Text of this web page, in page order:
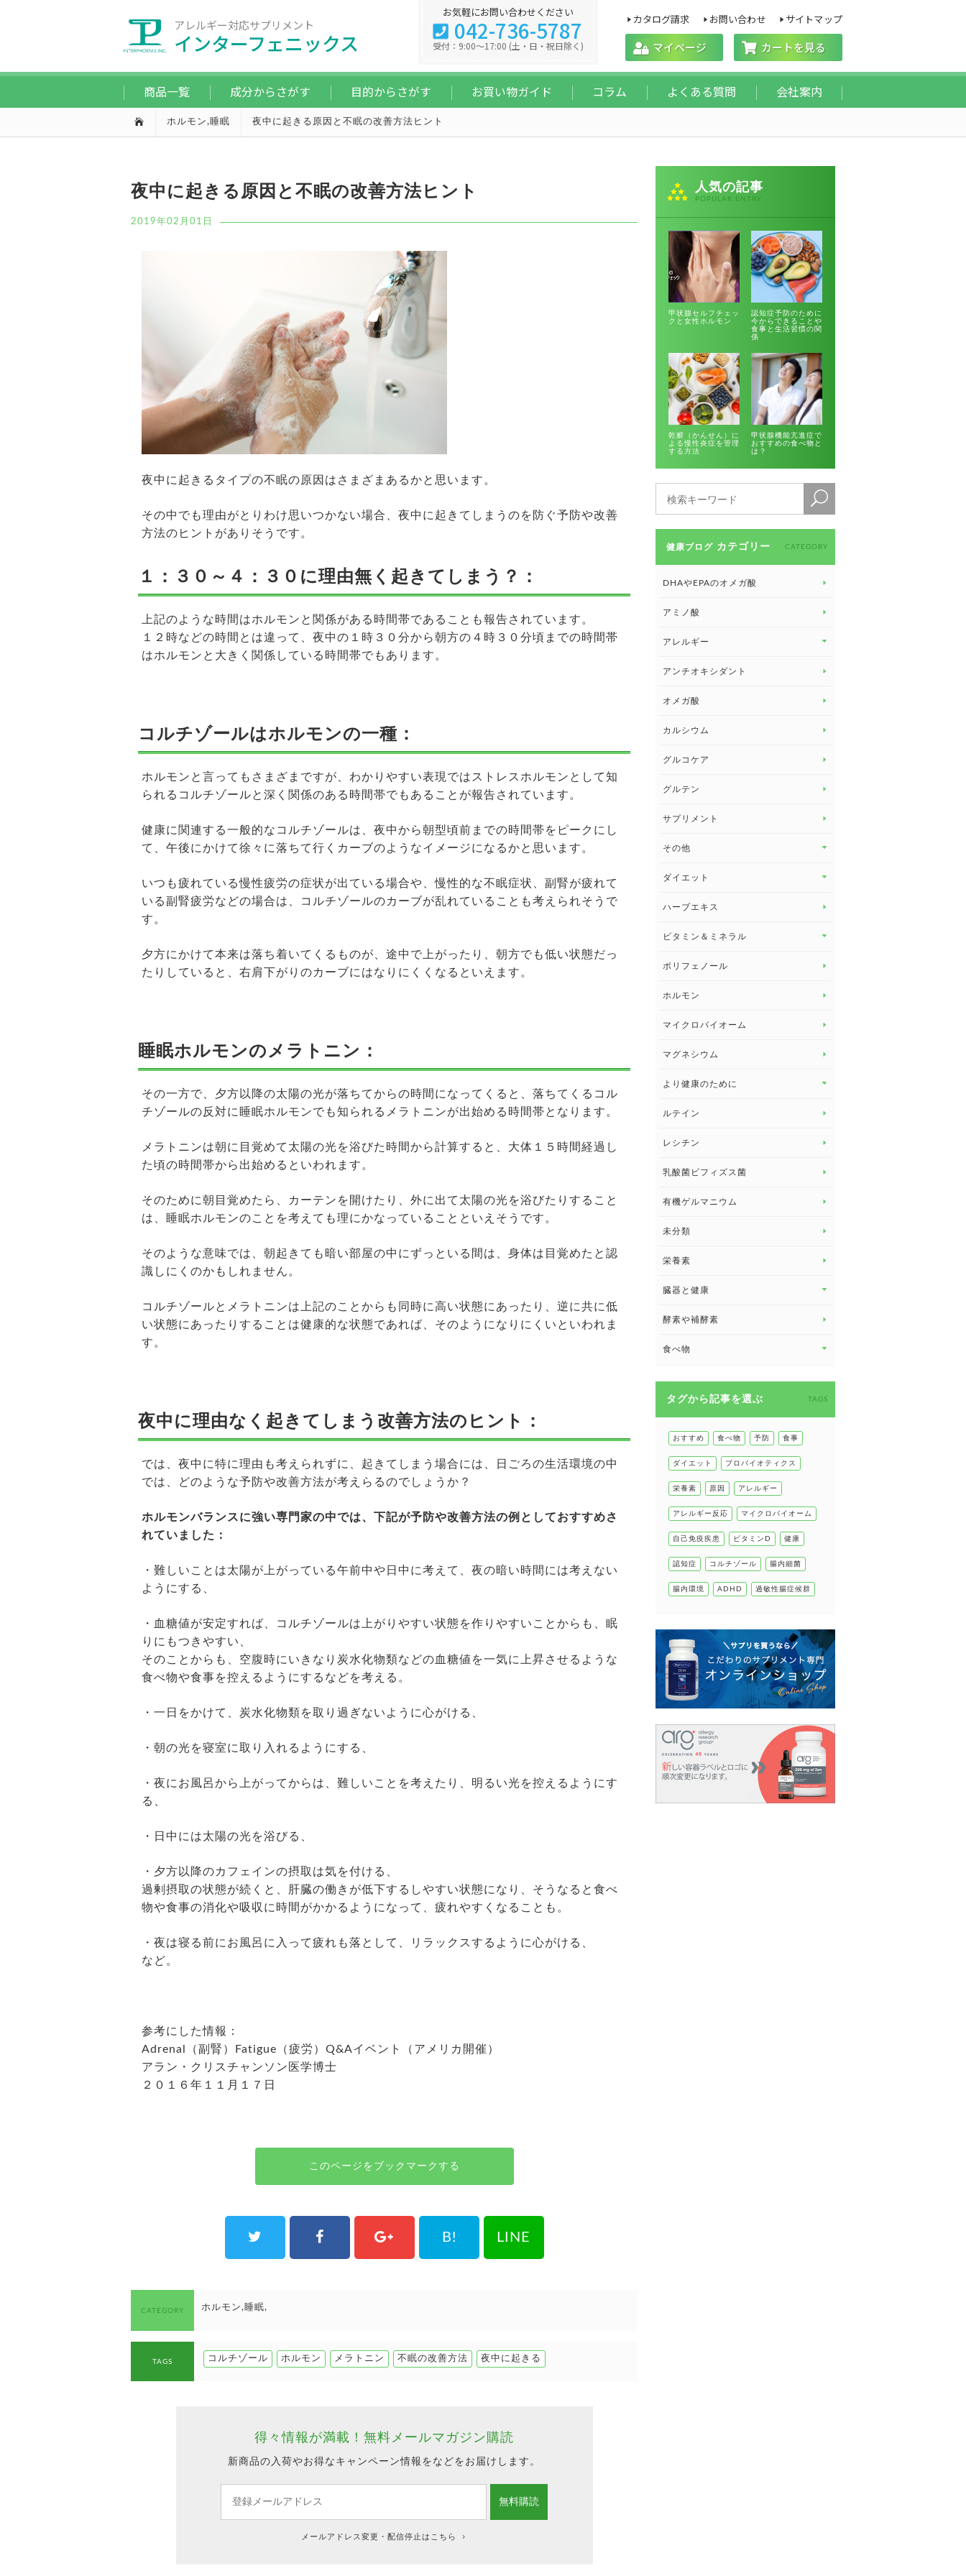
アレルギー対応サプリメント
インターフェニックス マイページ カートを見る
商品一覧 成分からさがす 目的からさがす お買い物ガイド コラム よくある質問 会社案内
カタログ請求 お問い合わせ サイトマップ
お気軽にお問い合わせください
042-736-5787
受付：9:00～17:00 (土・日・祝日除く)
ホルモン,睡眠 夜中に起きる原因と不眠の改善方法ヒント
夜中に起きる原因と不眠の改善方法ヒント
2019年02月01日
夜中に起きるタイプの不眠の原因はさまざまあるかと思います。
その中でも理由がとりわけ思いつかない場合、夜中に起きてしまうのを防ぐ予防や改善
方法のヒントがありそうです。
１：３０～４：３０に理由無く起きてしまう？：
上記のような時間はホルモンと関係がある時間帯であることも報告されています。
１２時などの時間とは違って、夜中の１時３０分から朝方の４時３０分頃までの時間帯
はホルモンと大きく関係している時間帯でもあります。
コルチゾールはホルモンの一種：
ホルモンと言ってもさまざまですが、わかりやすい表現ではストレスホルモンとして知
られるコルチゾールと深く関係のある時間帯でもあることが報告されています。
健康に関連する一般的なコルチゾールは、夜中から朝型頃前までの時間帯をピークにし
て、午後にかけて徐々に落ちて行くカーブのようなイメージになるかと思います。
いつも疲れている慢性疲労の症状が出ている場合や、慢性的な不眠症状、副腎が疲れて
いる副腎疲労などの場合は、コルチゾールのカーブが乱れていることも考えられそうで
す。
夕方にかけて本来は落ち着いてくるものが、途中で上がったり、朝方でも低い状態だっ
たりしていると、右肩下がりのカーブにはなりにくくなるといえます。
睡眠ホルモンのメラトニン：
その一方で、夕方以降の太陽の光が落ちてからの時間になってくると、落ちてくるコル
チゾールの反対に睡眠ホルモンでも知られるメラトニンが出始める時間帯となります。
メラトニンは朝に目覚めて太陽の光を浴びた時間から計算すると、大体１５時間経過し
た頃の時間帯から出始めるといわれます。
そのために朝目覚めたら、カーテンを開けたり、外に出て太陽の光を浴びたりすること
は、睡眠ホルモンのことを考えても理にかなっていることといえそうです。
そのような意味では、朝起きても暗い部屋の中にずっといる間は、身体は目覚めたと認
識しにくのかもしれません。
コルチゾールとメラトニンは上記のことからも同時に高い状態にあったり、逆に共に低
い状態にあったりすることは健康的な状態であれば、そのようになりにくいといわれま
す。
夜中に理由なく起きてしまう改善方法のヒント：
では、夜中に特に理由も考えられずに、起きてしまう場合には、日ごろの生活環境の中
では、どのような予防や改善方法が考えらるのでしょうか？
ホルモンバランスに強い専門家の中では、下記が予防や改善方法の例としておすすめさ
れていました：
・難しいことは太陽が上がっている午前中や日中に考えて、夜の暗い時間には考えない
ようにする、
・血糖値が安定すれば、コルチゾールは上がりやすい状態を作りやすいことからも、眠
りにもつきやすい、
そのことからも、空腹時にいきなり炭水化物類などの血糖値を一気に上昇させるような
食べ物や食事を控えるようにするなどを考える。
・一日をかけて、炭水化物類を取り過ぎないように心がける、
・朝の光を寝室に取り入れるようにする、
・夜にお風呂から上がってからは、難しいことを考えたり、明るい光を控えるようにす
る、
・日中には太陽の光を浴びる、
・夕方以降のカフェインの摂取は気を付ける、
過剰摂取の状態が続くと、肝臓の働きが低下するしやすい状態になり、そうなると食べ
物や食事の消化や吸収に時間がかかるようになって、疲れやすくなることも。
・夜は寝る前にお風呂に入って疲れも落として、リラックスするように心がける、
など。
参考にした情報：
Adrenal（副腎）Fatigue（疲労）Q&Aイベント（アメリカ開催）
アラン・クリスチャンソン医学博士
２０１６年１１月１７日
このページをブックマークする
B! LINE
CATEGORY ホルモン 睡眠
TAGS コルチゾール ホルモン メラトニン 不眠の改善方法 夜中に起きる
得々情報が満載！ 無料メールマガジン購読
新商品の入荷やお得なキャンペーン情報をなどをお届けします。
メールアドレス変更・配信停止はこちら
人気の記事
POPULAR ENTRY
甲状腺セルフチェッ
クと女性ホルモン
認知症予防のために
今からできることや
食事と生活習慣の関
係
乾癬（かんせん）に
よる慢性炎症を管理
する方法
甲状腺機能亢進症で
おすすめの食べ物と
は？
健康ブログ カテゴリー CATEGORY
DHAやEPAのオメガ酸
アミノ酸
アレルギー
アレルギー トップ
アンチオキシダント
オメガ酸
カルシウム
グルコケア
グルテン
サプリメント
その他
その他 トップ
健康セミナー
ダイエット
ダイエット トップ
ハーブエキス
ビタミン＆ミネラル
ビタミン＆ミネラル トップ
ビタミンE
ポリフェノール
ホルモン
マイクロバイオーム
マグネシウム
より健康のために
より健康のために トップ
眼の健康
睡眠
ルテイン
レシチン
乳酸菌ビフィズス菌
有機ゲルマニウム
未分類
栄養素
臓器と健康
臓器と健康 トップ
甲状腺
肌
肝臓の健康
腸の健康
酵素や補酵素
食べ物
健康食
タグから記事を選ぶ TAGS
おすすめ 食べ物 予防 食事
ダイエット プロバイオティクス
栄養素 原因 アレルギー
アレルギー反応 マイクロバイオーム
自己免疫疾患 ビタミンD 健康
認知症 コルチゾール 腸内細菌
腸内環境 ADHD 過敏性腸症候群